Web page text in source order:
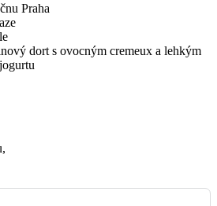
Praha
dort s ovocným cremeux a lehkým